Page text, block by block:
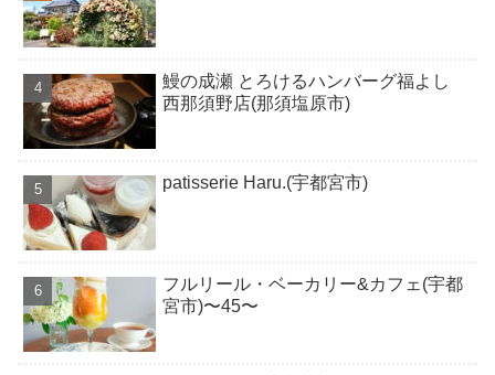
鰻の成瀬 とろけるハンバーグ福よし
西那須野店(那須塩原市)
patisserie Haru.(宇都宮市)
フルリール・ベーカリー&カフェ(宇都
宮市)〜45〜